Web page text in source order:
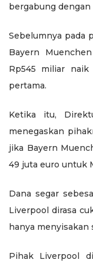
bergabung
Sebelumnya pada
Bayern
Rp545 miliar
pertama.
Ketika itu,
menegaskan
jika Bayern
49 juta euro untuk
Dana segar
Liverpool dirasa
hanya menyisakan
Pihak Liverpool